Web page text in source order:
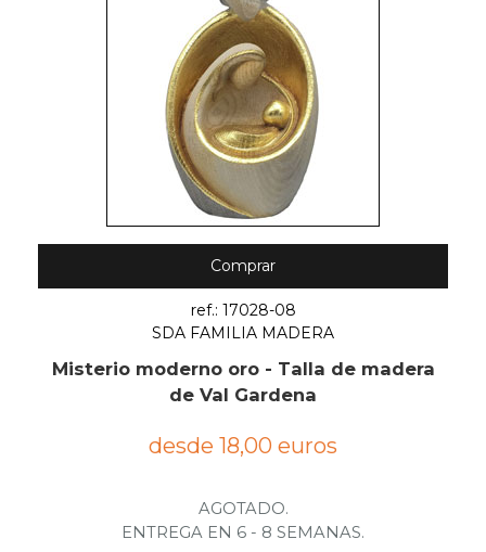
Comprar
ref.: 17028-08
SDA FAMILIA MADERA
Misterio moderno oro - Talla de madera
de Val Gardena
desde 18,00 euros
AGOTADO.
ENTREGA EN 6 - 8 SEMANAS.